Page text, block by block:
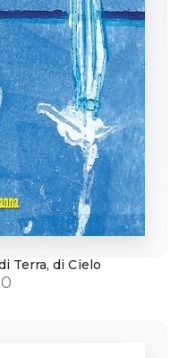
Terra, di Cielo